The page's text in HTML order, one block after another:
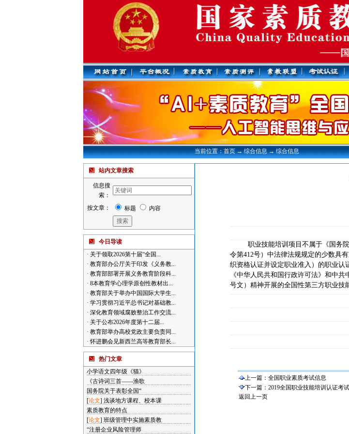
当前位置：首页 → 综合信息 → 综合信息
站内文章搜索
信息搜
索：
按文章：
标题 内容
今日导读
· 关于领取2026第十届“全国...
· 教育部办公厅关于印发《义务教...
· 教育部部署开展义务教育阶段科...
· 8本教育学心理学原创性教材出...
· 教育部关于举办中国国际大学生...
· 学习贯彻习近平总书记对基础教...
· 深化教育领域腐败整治工作交流...
· 关于公布2026年度第十二届...
· 教育部举办高校党政主要负责同...
· 怀进鹏会见新西兰高等教育部长...
热门文章
小学语文四年级《猫》
《古诗词三首——渔歌
国务院关于表彰全国“
[论文] 浅谈地方课程、校本课
素质教育的特点
[论文] 班级管理中实施素质教
“注册企业风险管理师
职业技能培训项目不属于《国务
令第412号）中法律法规规定的少数具
织资格认证并设定职业准入）的职业认
《中华人民共和国行政许可法》和中
号文）精神开展的全国性第三方职业技
上一篇： 全国职业素质考试信息
下一篇： 2019全国职业技能培训认证考
返回上一页